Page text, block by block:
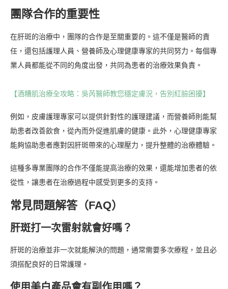
團隊合作的重要性
在肝斑的治療中，團隊的合作是至關重要的。這不僅是醫師的責
任，還包括護理人員、營養師及心理健康專家的共同努力。每個專
業人員都能從不同的角度出發，共同為患者的治療效果負責。
【酒糟肌治療全攻略：吳芮醫師教您穩定膚況，告別紅臉困擾】
例如，皮膚護理專家可以提供針對性的護理建議，而營養師則能幫
助患者改善飲食，從內而外促進肌膚的健康。此外，心理健康專家
能夠協助患者應對因肝斑帶來的心理壓力，提升整體的治療體驗。
這種多專業團隊的合作不僅能提高治療的效果，還能增加患者的依
從性，讓患者在治療過程中感受到更多的支持。
常見問題解答（FAQ）
肝斑打一次雷射就會好嗎？
肝斑的治療並非一次就能解決的問題，通常需要多次療程，並且必
須搭配良好的日常護理。